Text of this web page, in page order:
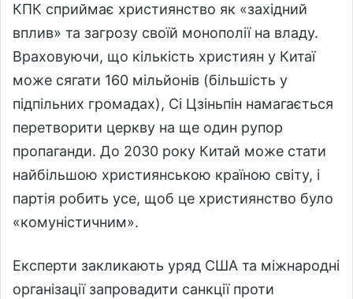
КПК сприймає християнство як «західний
вплив» та загрозу своїй монополії на владу.
Враховуючи, що кількість християн у Китаї
може сягати 160 мільйонів (більшість у
підпільних громадах), Сі Цзіньпін намагається
перетворити церкву на ще один рупор
пропаганди. До 2030 року Китай може стати
найбільшою християнською країною світу, і
партія робить усе, щоб це християнство було
«комуністичним».
Експерти закликають уряд США та міжнародні
організації запровадити санкції проти